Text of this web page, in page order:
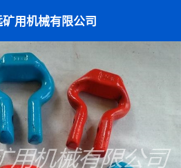
用机械有限公司